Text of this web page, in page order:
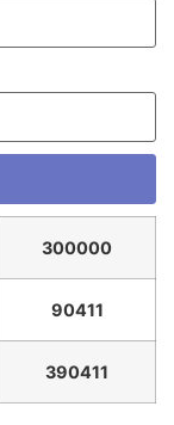
300000
90411
390411